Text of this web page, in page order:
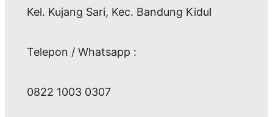
Kel. Kujang Sari, Kec. Bandung Kidul
Telepon / Whatsapp :
0822 1003 0307